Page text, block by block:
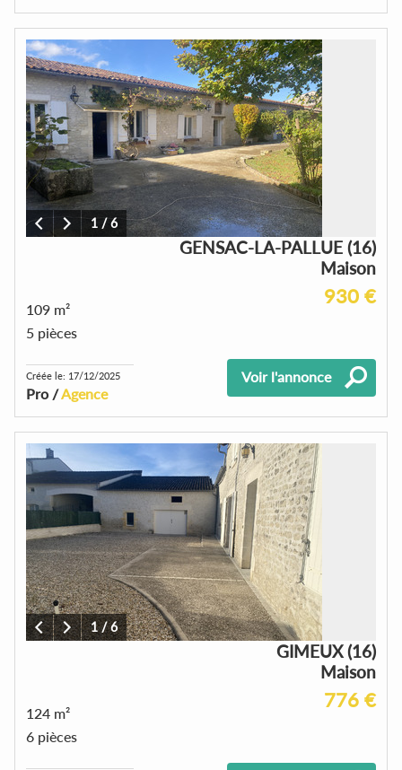
1 /6
GENSAC-LA-PALLUE (16)
Maison
930 €
109 m²
5 pièces
Créée le: 17/12/2025
Pro /Agence
Voir l'annonce
1/6
GIMEUX (16)
Maison
776 €
124 m²
6 pièces